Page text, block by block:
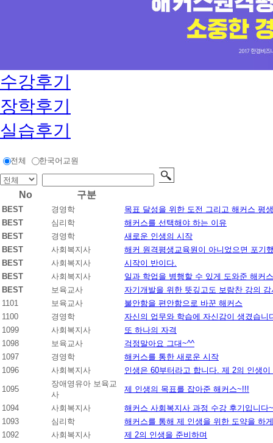
수강후기
장학후기
실습후기
전체 한국어교원
No 구분
BEST 경영학
목표 달성을 위한 도전 그리고 해커스 평
BEST
심리학
해커스를 선택해야 하는 이유
BEST
경영학
새로운 인생의 시작
BEST
사회복지사
해커 원격평생교육원이 아니었으면 포기
BEST
사회복지사
시작이 반이다.
BEST
사회복지사
일과 학업을 병행할 수 있게 도와준 해커
BEST
보육교사
자기개발을 위한 뜻깊고도 보람찬 강의
1101
보육교사
불안함을 편안함으로 바꾼 해커스
1100
경영학
자신의 업무와 학습에 자신감이 생겼습니
1099
사회복지사
또 하나의 자격
1098
보육교사
걱정말아요 그대~^^
1097
경영학
해커스를 통한 새로운 시작
1096
사회복지사 인생은 60부터라고 합니다. 제 2의 인생
1095
장애영유아 보육교
사
제 인생의 목표를 잡아준 해커스~!!!
1094 사회복지사
해커스 사회복지사 과정 수강 후기입니다
1093
심리학
해커스를 통해 제 인생을 위한 도약을 하
1092
사회복지사
제 2의 인생을 준비하며